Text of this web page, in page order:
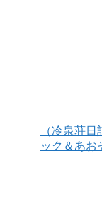
（冷泉荘
ック＆あお